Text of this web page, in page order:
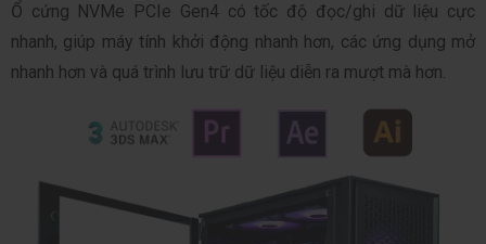
Ổ cứng NVMe PCIe Gen4 có tốc độ đọc/ghi dữ liệu cực
nhanh, giúp máy tính khởi động nhanh hơn, các ứng dụng mở
nhanh hơn và quá trình lưu trữ dữ liệu diễn ra mượt mà hơn.